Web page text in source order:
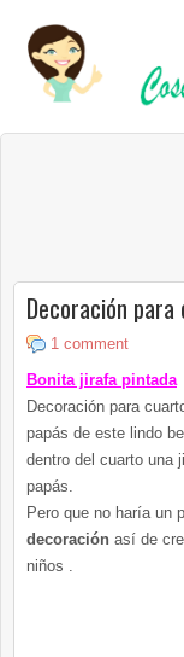
Decoración
1 comment
Bonita jirafa pintada
Decoración para
papás de este lindo
dentro del cuarto una
papás.
Pero que no haría un
decoración así de
niños .